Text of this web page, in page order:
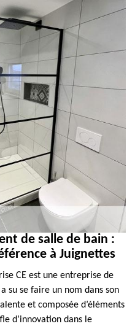
de salle de bain :
à Juignettes
CE est une entreprise de
su se faire un nom dans son
et composée d’éléments
d’innovation dans le